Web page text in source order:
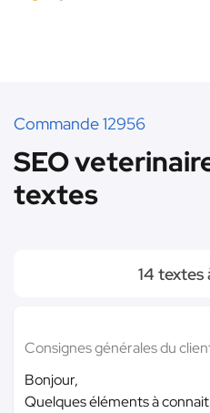
Commande 12956
SEO
textes
14 textes
Consignes générales du
Bonjour,
Quelques éléments à